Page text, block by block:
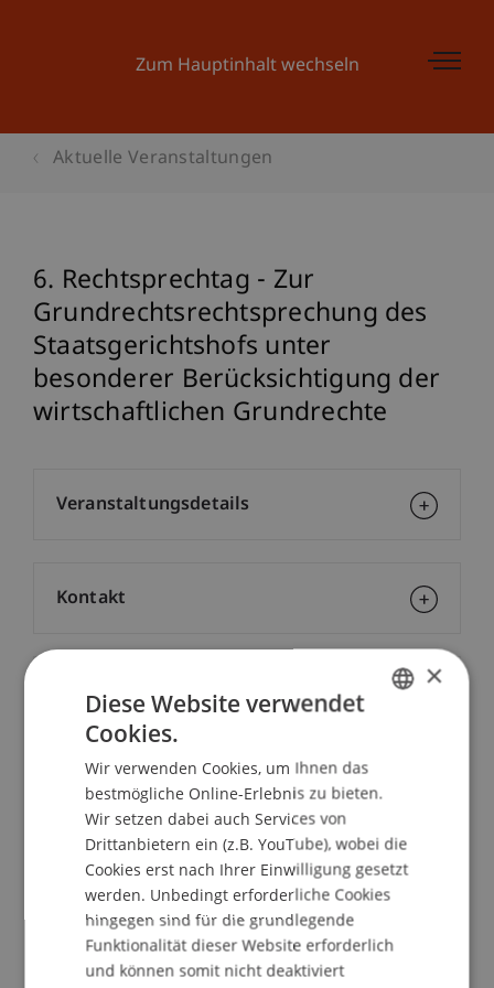
Zum Hauptinhalt wechseln
Aktuelle Veranstaltungen
6. Rechtsprechtag - Zur
Grundrechtsrechtsprechung des
Staatsgerichtshofs unter
besonderer Berücksichtigung der
wirtschaftlichen Grundrechte
Dozierende/Dozierender:
Em. o. Prof. Dr. PD-iur. Klaus A. Vallender
School/Professur:
Institut für Finanzdienstleistungen
Die Anforderungen an Rechtsanwälte,
Treuhänder, Richter und Staatsanwälte, aber auch
Veranstaltungsdetails
Kontakt
Downloads/Links ×
Diese Website verwendet
Cookies.
Wir verwenden Cookies, um Ihnen das
bestmögliche Online-Erlebnis zu bieten.
Wir setzen dabei auch Services von
Drittanbietern ein (z.B. YouTube), wobei die
Cookies erst nach Ihrer Einwilligung gesetzt
werden. Unbedingt erforderliche Cookies
hingegen sind für die grundlegende
Funktionalität dieser Website erforderlich
und können somit nicht deaktiviert